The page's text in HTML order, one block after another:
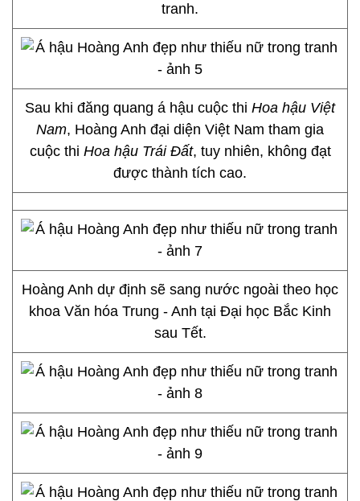
tranh.
Sau khi đăng quang á hậu cuộc thi Hoa hậu Việt
Nam, Hoàng Anh đại diện Việt Nam tham gia
cuộc thi Hoa hậu Trái Đất, tuy nhiên, không đạt
được thành tích cao.
Hoàng Anh dự định sẽ sang nước ngoài theo học
khoa Văn hóa Trung - Anh tại Đại học Bắc Kinh
sau Tết.